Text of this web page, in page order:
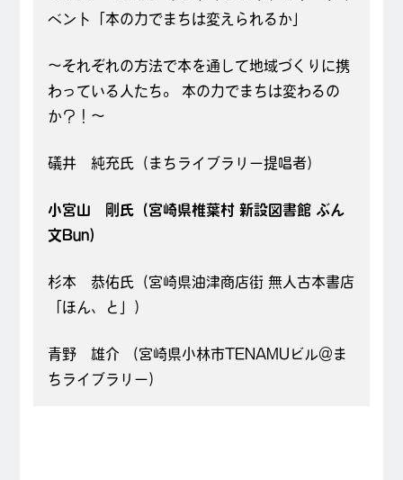
ベント「本の力でまちは変えられるか」
～それぞれの方法で本を通して地域づくりに携
わっている人たち。 本の力でまちは変わるの
か？！～
礒井 純充氏（まちライブラリー提唱者）
小宮山 剛氏（宮崎県椎葉村 新設図書館 ぶん
文Bun）
杉本 恭佑氏（宮崎県油津商店街 無人古本書店
「ほん、と」）
青野 雄介 （宮崎県小林市TENAMUビル＠ま
ちライブラリー）